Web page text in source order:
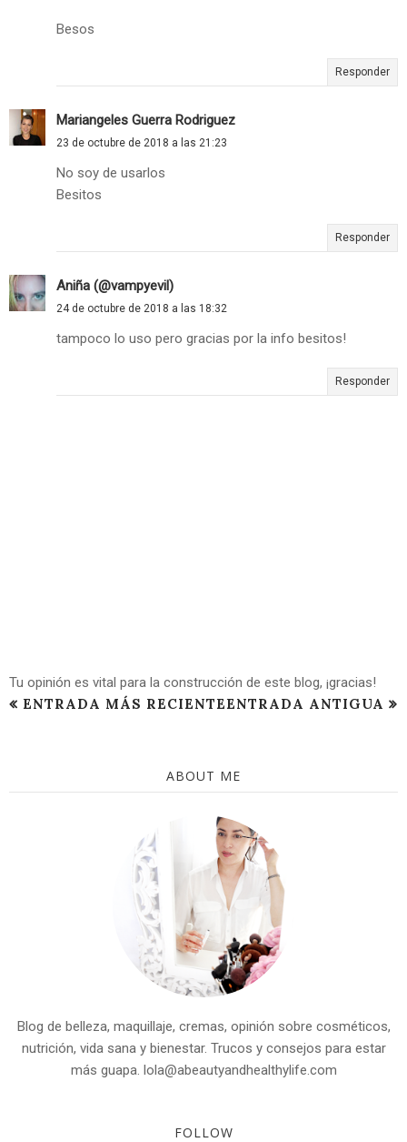
Besos
Responder
Mariangeles Guerra Rodriguez
23 de octubre de 2018 a las 21:23
No soy de usarlos
Besitos
Responder
Aniña (@vampyevil)
24 de octubre de 2018 a las 18:32
tampoco lo uso pero gracias por la info besitos!
Responder
Tu opinión es vital para la construcción de este blog, ¡gracias!
ENTRADA MÁS RECIENTEENTRADA ANTIGUA
ABOUT ME
Blog de belleza, maquillaje, cremas, opinión sobre cosméticos,
nutrición, vida sana y bienestar. Trucos y consejos para estar
más guapa. lola@abeautyandhealthylife.com
FOLLOW